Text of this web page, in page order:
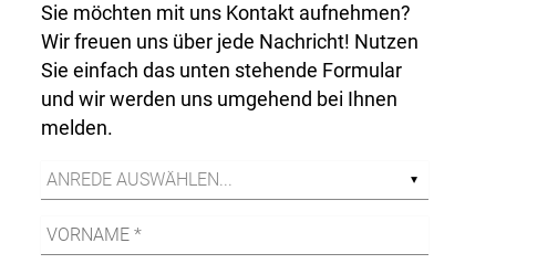
Sie möchten mit uns Kontakt aufnehmen?
Wir freuen uns über jede Nachricht! Nutzen
Sie einfach das unten stehende Formular
und wir werden uns umgehend bei Ihnen
melden.